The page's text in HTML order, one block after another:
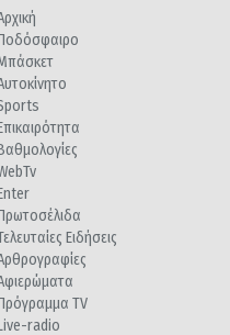
Ειδήσεις
TV
radio